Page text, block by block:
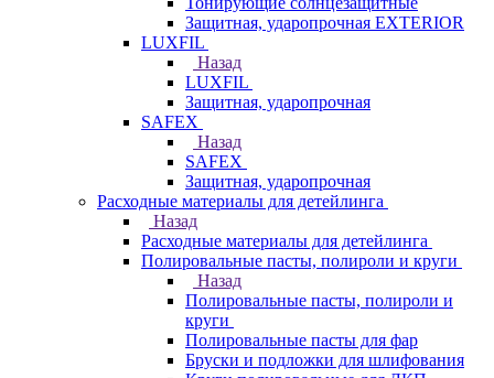
Защитная, ударопрочная EXTERIOR
LUXFIL
Назад
LUXFIL
Защитная, ударопрочная
SAFEX
Назад
SAFEX
Защитная, ударопрочная
Расходные материалы для детейлинга
Назад
Расходные материалы для детейлинга
Полировальные пасты, полироли и круги
Назад
Полировальные пасты, полироли и
круги
Полировальные пасты для фар
Бруски и подложки для шлифования